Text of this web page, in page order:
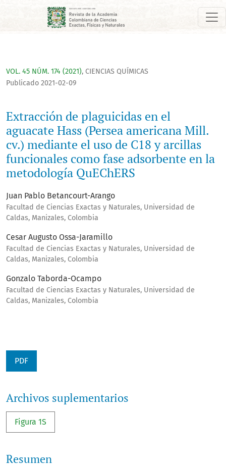
Extracción de plaguicidas en el aguacate Hass (Persea
VOL. 45 NÚM. 174 (2021), CIENCIAS QUÍMICAS
Extracción de plaguicidas en el
aguacate Hass (Persea americana Mill.
cv.) mediante el uso de C18 y arcillas
funcionales como fase adsorbente en la
metodología QuEChERS
Publicado 2021-02-09
Juan Pablo Betancourt-Arango
Facultad de Ciencias Exactas y Naturales, Universidad de
Caldas, Manizales, Colombia
Cesar Augusto Ossa-Jaramillo
Facultad de Ciencias Exactas y Naturales, Universidad de
Caldas, Manizales, Colombia
Gonzalo Taborda-Ocampo
Facultad de Ciencias Exactas y Naturales, Universidad de
Caldas, Manizales, Colombia
PDF
Archivos suplementarios
Figura 1S
Resumen